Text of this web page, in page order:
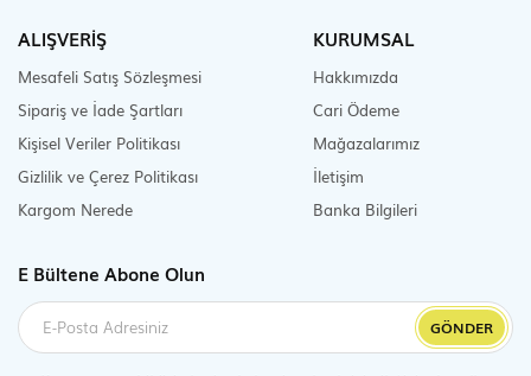
ALIŞVERİŞ
Mesafeli Satış Sözleşmesi
Sipariş ve İade Şartları
Kişisel Veriler Politikası
Gizlilik ve Çerez Politikası
Kargom Nerede
KURUMSAL
Hakkımızda
Cari Ödeme
Mağazalarımız
İletişim
Banka Bilgileri
E Bültene Abone Olun
GÖNDER